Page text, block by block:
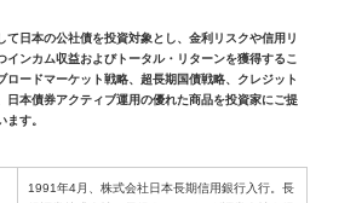
て日本の公社債を投資対象とし、金利リスクや信用リ
インカム収益およびトータル・リターンを獲得するこ
ロードマーケット戦略、超長期国債戦略、クレジット
日本債券アクティブ運用の優れた商品を投資家にご提
す。
1991年4月、株式会社日本長期信用銀行入行。長